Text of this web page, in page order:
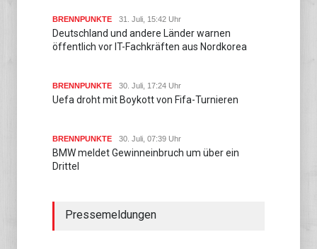
BRENNPUNKTE 31. Juli, 15:42 Uhr
Deutschland und andere Länder warnen
öffentlich vor IT-Fachkräften aus Nordkorea
BRENNPUNKTE 30. Juli, 17:24 Uhr
Uefa droht mit Boykott von Fifa-Turnieren
BRENNPUNKTE 30. Juli, 07:39 Uhr
BMW meldet Gewinneinbruch um über ein
Drittel
Pressemeldungen